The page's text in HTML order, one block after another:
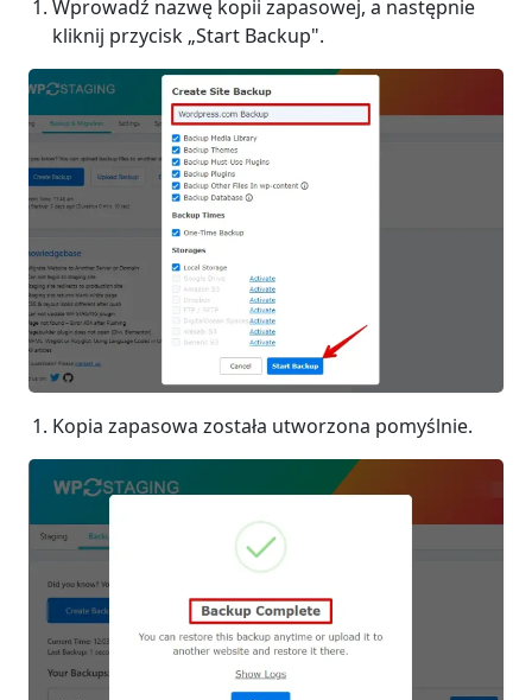
Wprowadź nazwę kopii zapasowej, a następnie
kliknij przycisk „Start Backup".
Kopia zapasowa została utworzona pomyślnie.